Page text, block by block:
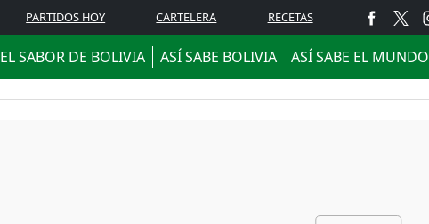
PARTIDOS HOY CARTELERA RECETAS
EL SABOR DE BOLIVIA ASÍ SABE BOLIVIA ASÍ SABE EL MUNDO